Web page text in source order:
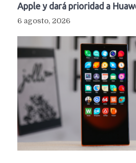
Apple y dará prioridad a
6 agosto, 2026